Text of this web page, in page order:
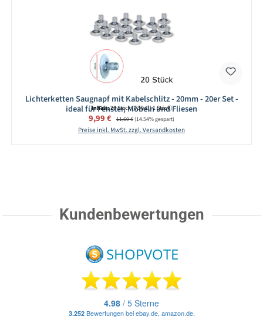
Lichterketten Saugnapf mit Kabelschlitz - 20mm - 20er Set -
ideal für Fenster, Möbeln und Fliesen
Inhalt:20 Stück(0,50 € / 1 Stück)
Verkaufspreis:
9,99 € Regulärer Preis:
11,69 €(14.54% gespart)
Preise inkl. MwSt. zzgl. Versandkosten
Kundenbewertungen